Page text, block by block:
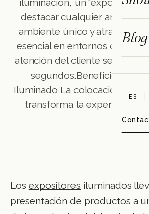
Blog
ES
destacar cualquier artículo,
ambiente único y atractivo.
esencial en entornos
atención del cliente se define
segundos.Beneficios de
Iluminado La colocación
transforma la experiencia
Los expositores iluminados
presentación de productos a